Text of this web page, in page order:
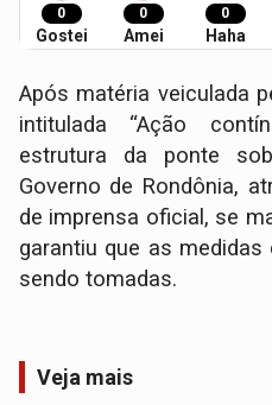
0
Gostei
0
Amei
0
Haha
Após matéria veiculada
intitulada “Ação
estrutura da ponte
Governo de Rondônia,
de imprensa oficial, se
garantiu que as
sendo tomadas.
Veja mais